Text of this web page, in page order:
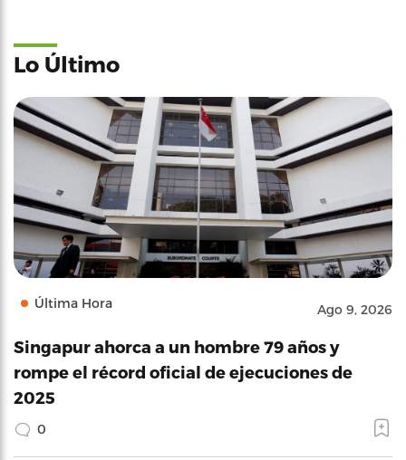
Lo Último
Última Hora Ago 9, 2026
Singapur ahorca a un hombre 79 años y
rompe el récord oficial de ejecuciones de
2025
0